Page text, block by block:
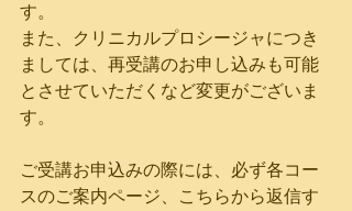
す。
また、クリニカルプロシージャにつき
ましては、再受講のお申し込みも可能
とさせていただくなど変更がございま
す。
ご受講お申込みの際には、必ず各コー
スのご案内ページ、こちらから返信す